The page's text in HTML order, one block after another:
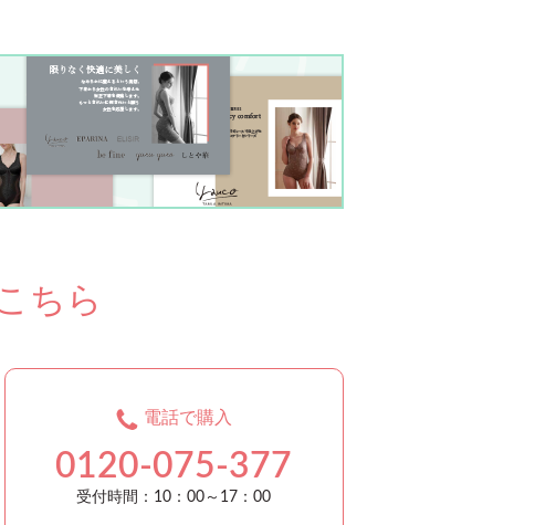
ちら
電話で購入
0120-075-377
受付時間：10：00～17：00